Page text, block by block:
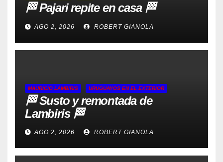
🏁 Pajari repite en casa 🏁
AGO 2, 2026 ROBERT GIANOLA
MAURICIO LAMBIRIS URUGUAYOS EN EL EXTERIOR
🏁 Susto y remontada de
Lambiris 🏁
AGO 2, 2026 ROBERT GIANOLA